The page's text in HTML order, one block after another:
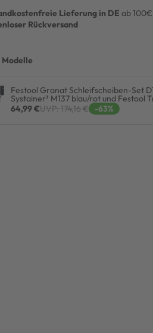
Lieferung in DE ab 100€
Rückversand
Festool Granat Schleifscheiben-Set
Systainer³ M137 blau/rot und Festool
64,99 €UVP: 174,16 € -63%